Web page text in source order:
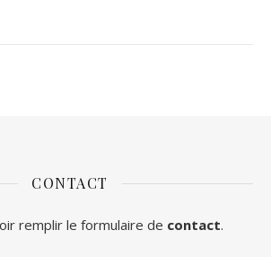
CONTACT
remplir le formulaire de contact.